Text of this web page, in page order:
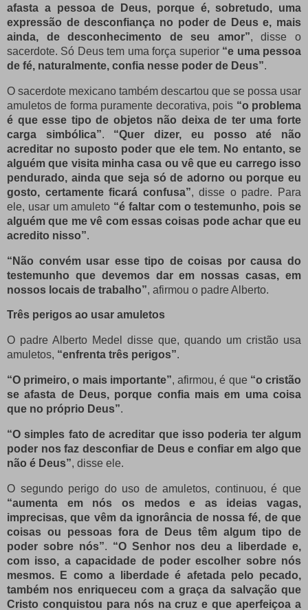
afasta a pessoa de Deus, porque é, sobretudo, uma
expressão de desconfiança no poder de Deus e, mais
ainda, de desconhecimento de seu amor”, disse o
sacerdote. Só Deus tem uma força superior “e uma pessoa
de fé, naturalmente, confia nesse poder de Deus”.
O sacerdote mexicano também descartou que se possa usar
amuletos de forma puramente decorativa, pois “o problema
é que esse tipo de objetos não deixa de ter uma forte
carga simbólica”. “Quer dizer, eu posso até não
acreditar no suposto poder que ele tem. No entanto, se
alguém que visita minha casa ou vê que eu carrego isso
pendurado, ainda que seja só de adorno ou porque eu
gosto, certamente ficará confusa”, disse o padre. Para
ele, usar um amuleto “é faltar com o testemunho, pois se
alguém que me vê com essas coisas pode achar que eu
acredito nisso”.
“Não convém usar esse tipo de coisas por causa do
testemunho que devemos dar em nossas casas, em
nossos locais de trabalho”, afirmou o padre Alberto.
Três perigos ao usar amuletos
O padre Alberto Medel disse que, quando um cristão usa
amuletos, “enfrenta três perigos”.
“O primeiro, o mais importante”, afirmou, é que “o cristão
se afasta de Deus, porque confia mais em uma coisa
que no próprio Deus”.
“O simples fato de acreditar que isso poderia ter algum
poder nos faz desconfiar de Deus e confiar em algo que
não é Deus”, disse ele.
O segundo perigo do uso de amuletos, continuou, é que
“aumenta em nós os medos e as ideias vagas,
imprecisas, que vêm da ignorância de nossa fé, de que
coisas ou pessoas fora de Deus têm algum tipo de
poder sobre nós”. “O Senhor nos deu a liberdade e,
com isso, a capacidade de poder escolher sobre nós
mesmos. E como a liberdade é afetada pelo pecado,
também nos enriqueceu com a graça da salvação que
Cristo conquistou para nós na cruz e que aperfeiçoa a